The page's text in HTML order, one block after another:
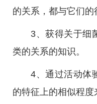
的关系，都与它们的
3、获得关于细
类的关系的知识。
4、通过活动体
的特征上的相似程度